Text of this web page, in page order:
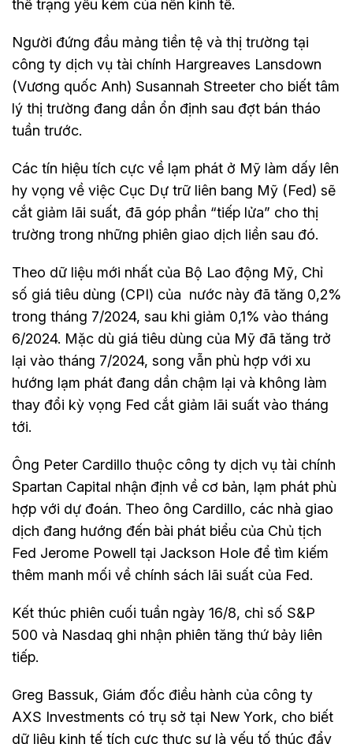
thể trạng yếu kém của nền kinh tế.
Người đứng đầu mảng tiền tệ và thị trường tại
công ty dịch vụ tài chính Hargreaves Lansdown
(Vương quốc Anh) Susannah Streeter cho biết tâm
lý thị trường đang dần ổn định sau đợt bán tháo
tuần trước.
Các tín hiệu tích cực về lạm phát ở Mỹ làm dấy lên
hy vọng về việc Cục Dự trữ liên bang Mỹ (Fed) sẽ
cắt giảm lãi suất, đã góp phần “tiếp lửa” cho thị
trường trong những phiên giao dịch liền sau đó.
Theo dữ liệu mới nhất của Bộ Lao động Mỹ, Chỉ
số giá tiêu dùng (CPI) của nước này đã tăng 0,2%
trong tháng 7/2024, sau khi giảm 0,1% vào tháng
6/2024. Mặc dù giá tiêu dùng của Mỹ đã tăng trở
lại vào tháng 7/2024, song vẫn phù hợp với xu
hướng lạm phát đang dần chậm lại và không làm
thay đổi kỳ vọng Fed cắt giảm lãi suất vào tháng
tới.
Ông Peter Cardillo thuộc công ty dịch vụ tài chính
Spartan Capital nhận định về cơ bản, lạm phát phù
hợp với dự đoán. Theo ông Cardillo, các nhà giao
dịch đang hướng đến bài phát biểu của Chủ tịch
Fed Jerome Powell tại Jackson Hole để tìm kiếm
thêm manh mối về chính sách lãi suất của Fed.
Kết thúc phiên cuối tuần ngày 16/8, chỉ số S&P
500 và Nasdaq ghi nhận phiên tăng thứ bảy liên
tiếp.
Greg Bassuk, Giám đốc điều hành của công ty
AXS Investments có trụ sở tại New York, cho biết
dữ liệu kinh tế tích cực thực sự là yếu tố thúc đẩy